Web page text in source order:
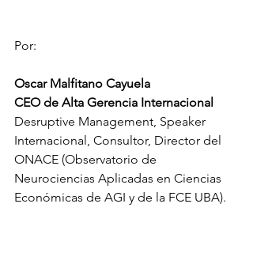
Por:
Oscar Malfitano Cayuela
CEO de Alta Gerencia Internacional
Desruptive Management, Speaker
Internacional, Consultor, Director del
ONACE (Observatorio de
Neurociencias Aplicadas en Ciencias
Económicas de AGI y de la FCE UBA).